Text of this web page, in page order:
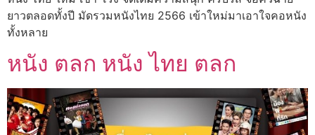
ยาวตลอดทั้งปี มัดรวมหนังไทย 2566 เข้าใหม่มาเอาใจคอหนัง
ทั้งหลาย
หนัง ตลก หนัง ไทย ตลก